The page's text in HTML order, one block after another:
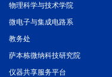
物理科学与技术学院
微电子与集成电路系
教务处
萨本栋微纳科技研究院
仪器共享服务平台